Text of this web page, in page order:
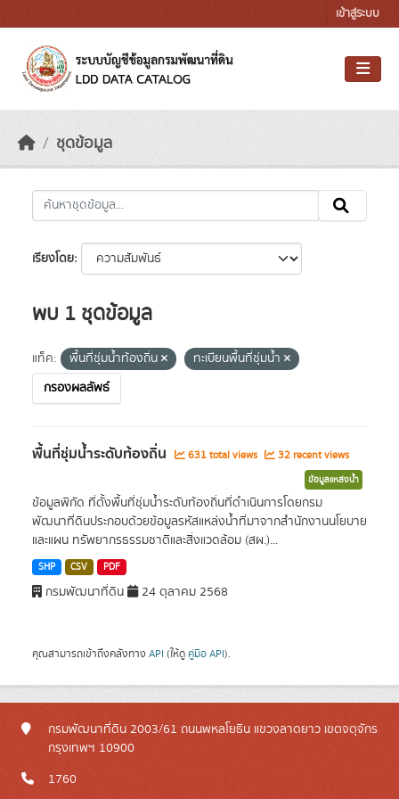
เข้าสู่ระบบ
ชุดข้อมูล
เรียงโดย
พบ 1 ชุดข้อมูล
แท็ค: พื้นที่ชุ่มน้ำท้องถิ่น
ทะเบียนพื้นที่ชุ่มน้ำ
กรองผลลัพธ์
พื้นที่ชุ่มน้ำระดับท้องถิ่น 631 total views 32 recent views
ข้อมูลแหล่งน้ำ
ข้อมูลพิกัด ที่ตั้งพื้นที่ชุ่มน้ำระดับท้องถิ่นที่ดำเนินการโดยกรม
พัฒนาที่ดินประกอบด้วยข้อมูลรหัสแหล่งน้ำที่มาจากสำนักงานนโยบาย
และแผน ทรัพยากรธรรมชาติและสิ่งแวดล้อม (สผ.)...
SHP CSV PDF
กรมพัฒนาที่ดิน 24 ตุลาคม 2568
คุณสามารถเข้าถึงคลังทาง API (ให้ดู คู่มือ API).
กรมพัฒนาที่ดิน 2003/61 ถนนพหลโยธิน แขวงลาดยาว เขตจตุจักร
กรุงเทพฯ 10900
1760